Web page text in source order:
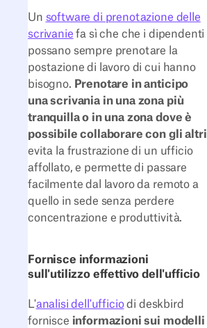
Un software di prenotazione delle
scrivanie fa sì che che i dipendenti
possano sempre prenotare la
postazione di lavoro di cui hanno
bisogno. Prenotare in anticipo
una scrivania in una zona più
tranquilla o in una zona dove è
possibile collaborare con gli altri
evita la frustrazione di un ufficio
affollato, e permette di passare
facilmente dal lavoro da remoto a
quello in sede senza perdere
concentrazione e produttività.
Fornisce informazioni
sull'utilizzo effettivo dell'ufficio
L'analisi dell'ufficiodi deskbird
fornisce informazioni sui modelli